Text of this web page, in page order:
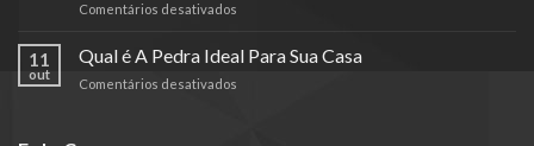
Comentários desativados
a
diferença
11
out
Qual é A Pedra Ideal Para Sua Casa
Comentários desativados